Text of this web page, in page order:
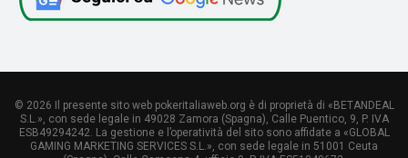
© 2026 Il presente sito web pokeritaliaweb.org è di proprietà di «BETANDEAL
S.L.», con sede legale in 49028 Zamora (Spagna), Calle Puentico, 9, P. IVA
ESB49294242. La gestione e l’operatività del sito sono affidate a «GLOBAL
GAMING MARKETING SERVICES S.L.», con sede legale in 51001 Ceuta